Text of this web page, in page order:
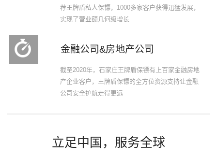
荐王牌盾私人保镖，1000多家客户获得迅猛发展，
实现了营业额几何级增长
金融公司&房地产公司
截至2020年，石家庄王牌盾保镖有上百家金融房地
产企业客户，王牌盾保镖的全方位资源支持让金融
公司安全护航走得更远
立足中国，服务全球